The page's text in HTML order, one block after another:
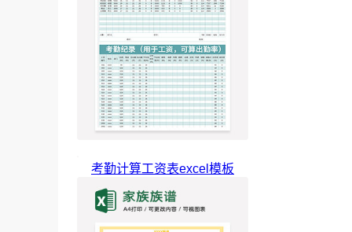
考勤计算工资表excel模板